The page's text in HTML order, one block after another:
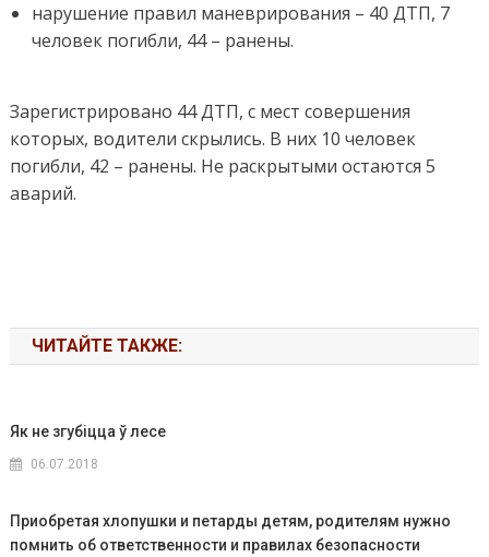
нарушение правил маневрирования – 40 ДТП, 7
человек погибли, 44 – ранены.
Зарегистрировано 44 ДТП, с мест совершения
которых, водители скрылись. В них 10 человек
погибли, 42 – ранены. Не раскрытыми остаются 5
аварий.
ЧИТАЙТЕ ТАКЖЕ:
Як не згубіцца ў лесе
06.07.2018
Приобретая хлопушки и петарды детям, родителям нужно
помнить об ответственности и правилах безопасности